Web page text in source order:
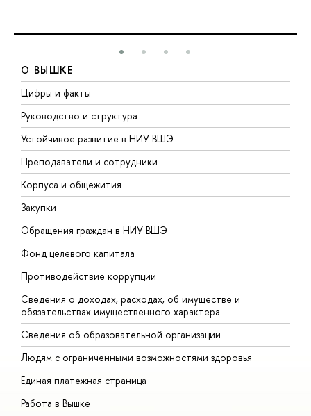
О ВЫШКЕ
Цифры и факты
Руководство и структура
Устойчивое развитие в НИУ ВШЭ
Преподаватели и сотрудники
Корпуса и общежития
Закупки
Обращения граждан в НИУ ВШЭ
Фонд целевого капитала
Противодействие коррупции
Сведения о доходах, расходах, об имуществе и
обязательствах имущественного характера
Сведения об образовательной организации
Людям с ограниченными возможностями здоровья
Единая платежная страница
Работа в Вышке